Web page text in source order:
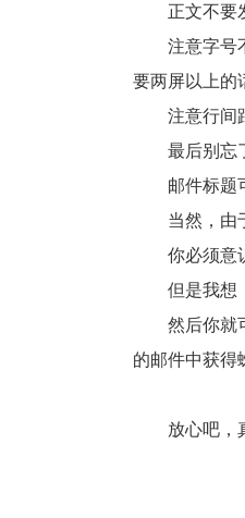
正文不要发
注意字号不
要两屏以上的
注意行间距
最后别忘了
邮件标题可
当然，由于
你必须意识
但是我想，
然后你就可
的邮件中获得
放心吧，真